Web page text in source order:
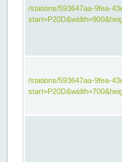
/stations/593647aa-9fea-
/stations/593647aa-9fea-